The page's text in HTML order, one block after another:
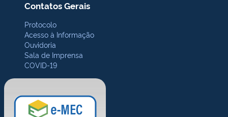
Contatos Gerais
Protocolo
Acesso à Informação
Ouvidoria
Sala de Imprensa
COVID-19